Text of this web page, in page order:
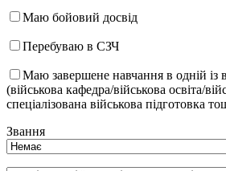
Маю бойовий досвід
Перебуваю в СЗЧ
Маю завершене навчання в одній із
(військова кафедра/військова освіта/
спеціалізована військова підготовка
Звання